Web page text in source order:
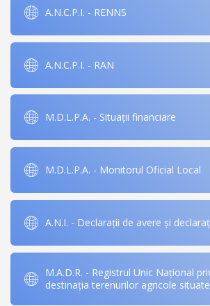
A.N.C.P.I. - RENNS
A.N.C.P.I. - RAN
M.D.L.P.A. - Situații financiare
M.D.L.P.A. - Monitorul Oficial Local
A.N.I. - Declarații de avere și
M.A.D.R. - Registrul Unic Național
destinația terenurilor agricole